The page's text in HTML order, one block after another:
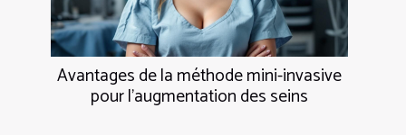
Avantages de la méthode mini-invasive
pour l'augmentation des seins